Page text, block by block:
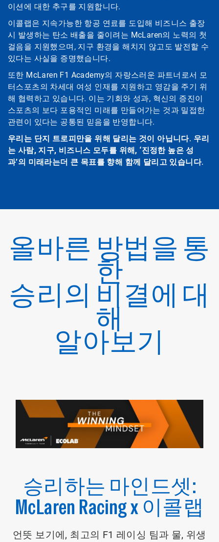
이션에 대한 추구를 지원합니다.
이콜랩은 지속가능한 항공 연료를 도입해 비즈니스 출장
시 발생하는 탄소 배출을 줄이려는 McLaren의 노력의 첫
걸음을 지원했으며, 지구 환경을 해치지 않고도 발전할 수
있다는 사실을 증명했습니다.
또한 McLaren F1 Academy의 자랑스러운 파트너로서 모
터스포츠의 차세대 여성 인재를 지원하고 영감을 주기 위
해 협력하고 있습니다. 이는 기회와 성과, 혁신의 증진이
스포츠의 보다 포용적인 미래를 만들어가는 것과 밀접한
관련이 있다는 공통된 믿음을 반영합니다.
우리는 단지 트로피만을 위해 달리는 것이 아닙니다. 우리
는 사람, 지구, 비즈니스 모두를 위해, ‘진정한 높은 성
과’의 미래라는더 큰 목표를 향해 함께 달리고 있습니다.
올바른 방법을 통
한
승리의 비결에 대
해
알아보기
승리하는 마인드셋:
McLaren Racing x 이콜랩
언뜻 보기에, 최고의 F1 레이싱 팀과 물, 위생